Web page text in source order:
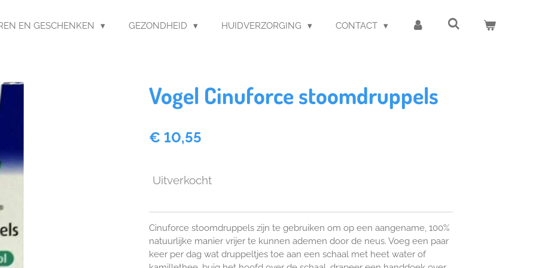
EN GESCHENKEN GEZONDHEID HUIDVERZORGING CONTACT
Vogel Cinuforce stoomdruppels
€ 10,55
Uitverkocht
Cinuforce stoomdruppels zijn te gebruiken om op een aangename, 100%
natuurlijke manier vrijer te kunnen ademen door de neus. Voeg een paar
keer per dag wat druppeltjes toe aan een schaal met heet water of